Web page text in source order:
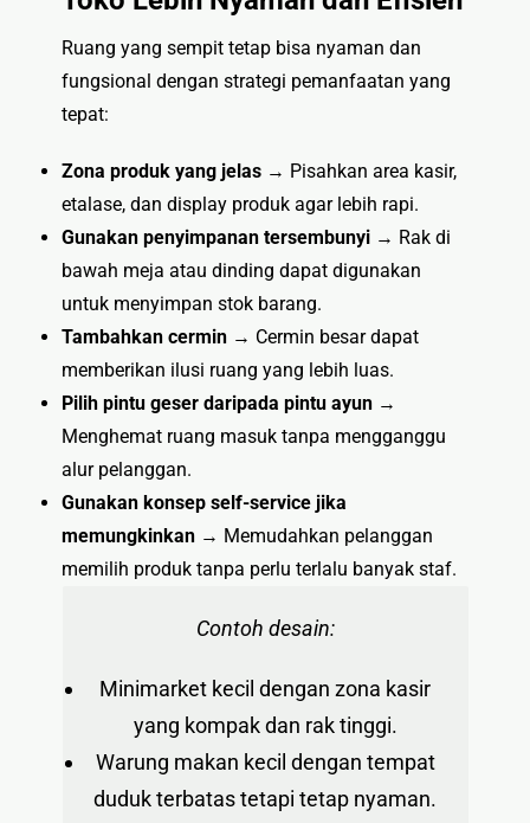
Ruang yang sempit tetap bisa nyaman dan
fungsional dengan strategi pemanfaatan yang
tepat:
Zona produk yang jelas → Pisahkan area kasir,
etalase, dan display produk agar lebih rapi.
Gunakan penyimpanan tersembunyi → Rak di
bawah meja atau dinding dapat digunakan
untuk menyimpan stok barang.
Tambahkan cermin → Cermin besar dapat
memberikan ilusi ruang yang lebih luas.
Pilih pintu geser daripada pintu ayun →
Menghemat ruang masuk tanpa mengganggu
alur pelanggan.
Gunakan konsep self-service jika
memungkinkan → Memudahkan pelanggan
memilih produk tanpa perlu terlalu banyak staf.
Contoh desain:
Minimarket kecil dengan zona kasir
yang kompak dan rak tinggi.
Warung makan kecil dengan tempat
duduk terbatas tetapi tetap nyaman.